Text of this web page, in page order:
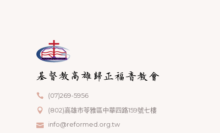
(07)269-5956
(802)高雄市苓雅區中華四路159號七樓
info@reformed.org.tw